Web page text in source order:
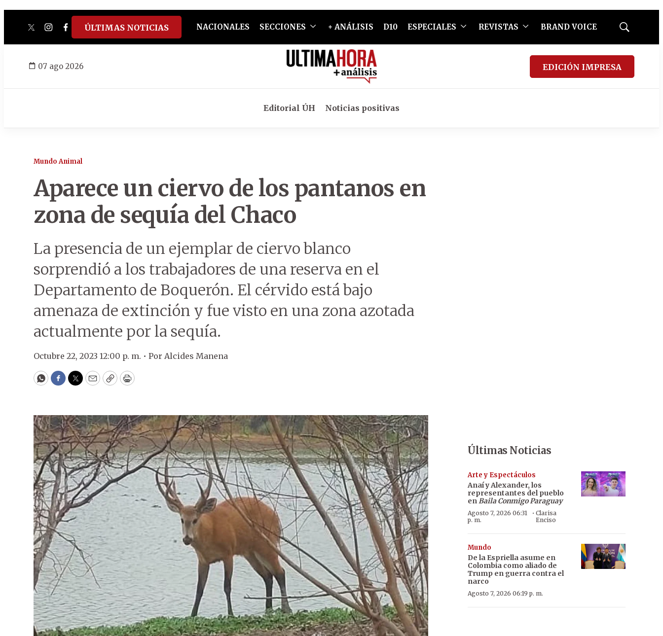
twitterinstagram
facebook
tiktokyoutube
spotify
ÚLTIMAS NOTICIAS NACIONALES SECCIONES + ANÁLISIS D10 ESPECIALES REVISTAS BRAND VOICE
Mostrar
07 ago 2026 EDICIÓN IMPRESA
Editorial ÚH Noticias positivas
Mundo Animal
Aparece un ciervo de los pantanos en
zona de sequía del Chaco
La presencia de un ejemplar de ciervo blanco
sorprendió a los trabajadores de una reserva en el
Departamento de Boquerón. El cérvido está bajo
amenaza de extinción y fue visto en una zona azotada
actualmente por la sequía.
Octubre 22, 2023 12:00 p. m. • Por Alcides Manena
WhatsApp
Facebook
Twitter
EmailCopyPrint
Últimas Noticias
Arte y Espectáculos
Anaí y Alexander, los
representantes del pueblo
enBaila Conmigo Paraguay
Agosto 7, 2026 06:31
p. m.
· Clarisa
Enciso
Mundo
De la Espriella asume en
Colombia como aliado de
Trump en guerra contra el
narco
Agosto 7, 2026 06:19 p. m.